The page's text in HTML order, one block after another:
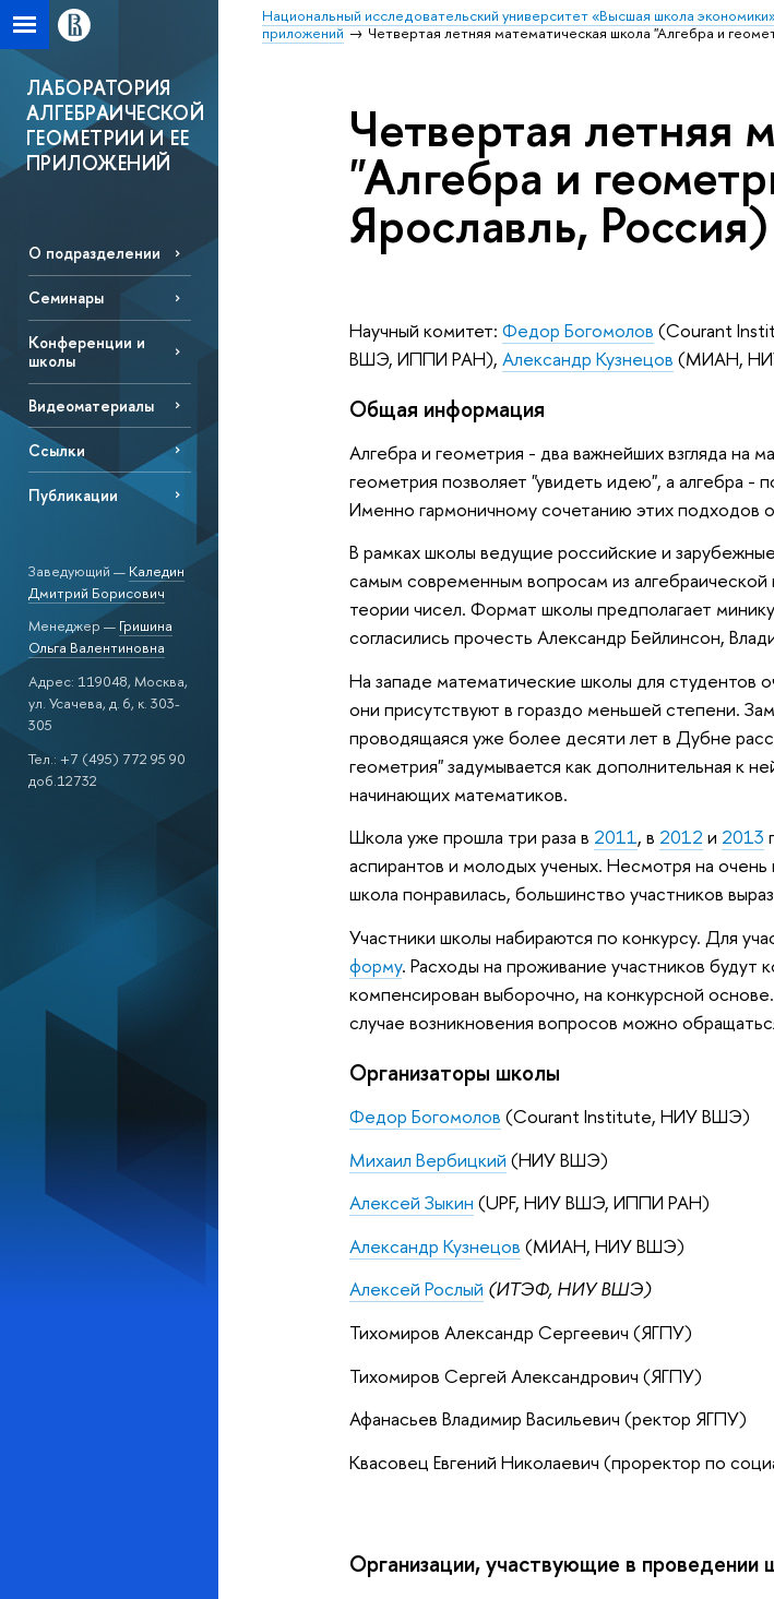
Национальный исследовательский университет «Высшая школа
приложений
Четвертая летняя математическая школа "Алгебра и
ЛАБОРАТОРИЯ
АЛГЕБРАИЧЕСКОЙ
ГЕОМЕТРИИ И ЕЕ
ПРИЛОЖЕНИЙ
О подразделении
Семинары
Конференции и
школы
Видеоматериалы
Ссылки
Публикации
Заведующий — Каледин
Дмитрий Борисович
Менеджер — Гришина
Ольга Валентиновна
Адрес: 119048, Москва,
ул. Усачева, д. 6, к. 303-
305
Тел.: +7 (495) 772 95 90
доб.12732
Четвертая летняя
"Алгебра и
Ярославль, Россия)
Научный комитет: Федор Богомолов (Courant
ВШЭ, ИППИ РАН), Александр Кузнецов (МИАН,
Общая информация
Алгебра и геометрия - два важнейших взгляда
геометрия позволяет "увидеть идею", а алгебра
Именно гармоничному сочетанию этих подходов
В рамках школы ведущие российские и
самым современным вопросам из
теории чисел. Формат школы предполагает
согласились прочесть Александр Бейлинсон,
На западе математические школы для студентов
они присутствуют в гораздо меньшей степени.
проводящаяся уже более десяти лет в Дубне
геометрия" задумывается как дополнительная к
начинающих математиков.
Школа уже прошла три раза в 2011, в 2012 и 2013
аспирантов и молодых ученых. Несмотря на
школа понравилась, большинство участников
Участники школы набираются по конкурсу. Для
форму. Расходы на проживание участников
компенсирован выборочно, на конкурсной
случае возникновения вопросов можно
Организаторы школы
Федор Богомолов (Courant Institute, НИУ ВШЭ)
Михаил Вербицкий (НИУ ВШЭ)
Алексей Зыкин (UPF, НИУ ВШЭ, ИППИ РАН)
Александр Кузнецов (МИАН, НИУ ВШЭ)
Алексей Рослый (ИТЭФ, НИУ ВШЭ)
Тихомиров Александр Сергеевич (ЯГПУ)
Тихомиров Сергей Александрович (ЯГПУ)
Афанасьев Владимир Васильевич (ректор ЯГПУ)
Квасовец Евгений Николаевич (проректор по
Организации, участвующие в проведении